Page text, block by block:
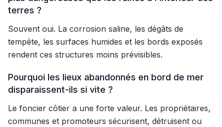
terres ?
Souvent oui. La corrosion saline, les dégâts de
tempête, les surfaces humides et les bords exposés
rendent ces structures moins prévisibles.
Pourquoi les lieux abandonnés en bord de mer
disparaissent-ils si vite ?
Le foncier côtier a une forte valeur. Les propriétaires,
communes et promoteurs sécurisent, détruisent ou